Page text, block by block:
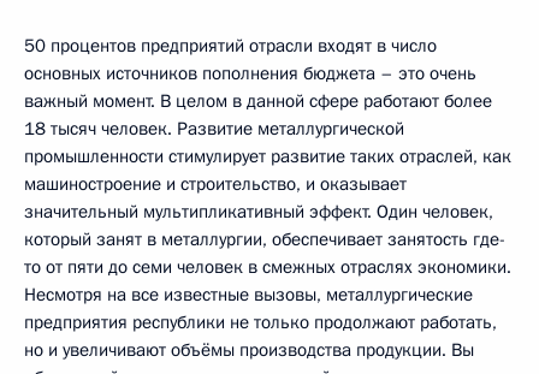
50 процентов предприятий отрасли входят в число
основных источников пополнения бюджета – это очень
важный момент. В целом в данной сфере работают более
18 тысяч человек. Развитие металлургической
промышленности стимулирует развитие таких отраслей, как
машиностроение и строительство, и оказывает
значительный мультипликативный эффект. Один человек,
который занят в металлургии, обеспечивает занятость где-
то от пяти до семи человек в смежных отраслях экономики.
Несмотря на все известные вызовы, металлургические
предприятия республики не только продолжают работать,
но и увеличивают объёмы производства продукции. Вы